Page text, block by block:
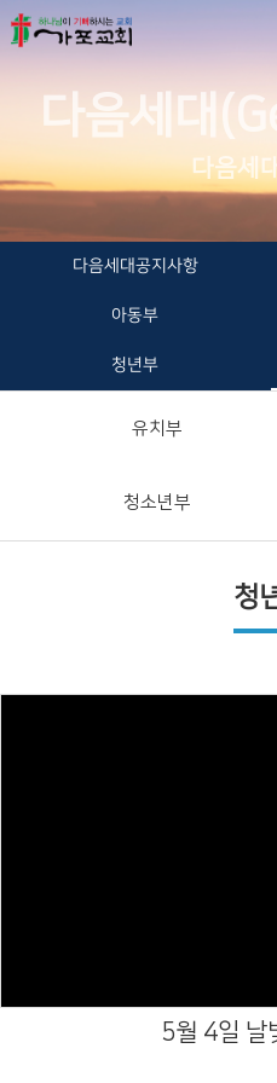
다음세대
다음세
다음세대공지사항
아동부
청년부
유치부
청소년부
청
5월 4일 날